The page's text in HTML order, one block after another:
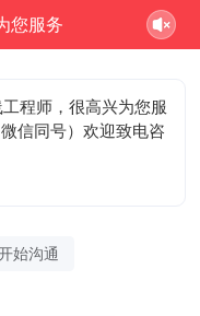
您服务
程师，很高兴为您服
信同号）欢迎致电咨
始沟通